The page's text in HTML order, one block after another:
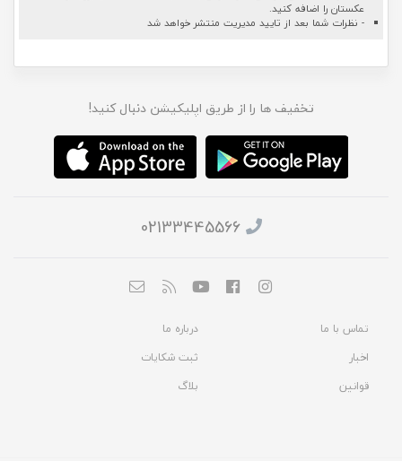
عکستان را اضافه کنید.
- نظرات شما بعد از تایید مدیریت منتشر خواهد شد
تخفیف ها را از طریق اپلیکیشن دنبال کنید!
02133445566
تماس با ما
درباره ما
اخبار
ثبت شکایات
قوانین
بلاگ